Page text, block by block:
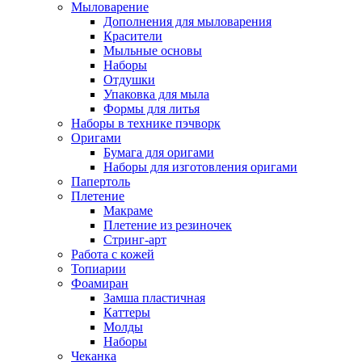
Мыловарение
Дополнения для мыловарения
Красители
Мыльные основы
Наборы
Отдушки
Упаковка для мыла
Формы для литья
Наборы в технике пэчворк
Оригами
Бумага для оригами
Наборы для изготовления оригами
Папертоль
Плетение
Макраме
Плетение из резиночек
Стринг-арт
Работа с кожей
Топиарии
Фоамиран
Замша пластичная
Каттеры
Молды
Наборы
Чеканка